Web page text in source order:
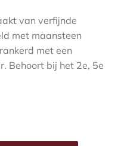
van verfijnde
met maansteen
met een
Behoort bij het 2e, 5e